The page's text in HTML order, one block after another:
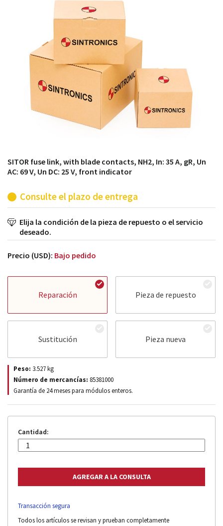
módulos antiguos a un alto nivel técnico o sustitución
de módulos descontinuados por módulos del propio
SITOR fuse link, with blade contacts, NH2, In: 35 A, gR, Un
AC: 69 V, Un DC: 25 V, front indicator
Consulte el plazo de entrega
Elija la condición de la pieza de repuesto o el servicio
deseado.
Precio (USD): Bajo pedido
Reparación Pieza de repuesto
Sustitución Pieza nueva
Peso: 3.527kg
Número de mercancías: 85381000
Garantía de 24 meses para módulos enteros.
Cantidad:
Transacción segura
Todos los artículos se revisan y prueban completamente